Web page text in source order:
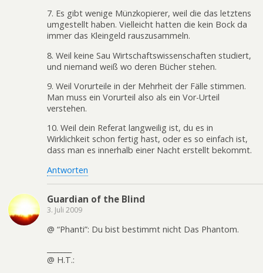
7. Es gibt wenige Münzkopierer, weil die das letztens
umgestellt haben. Vielleicht hatten die kein Bock da
immer das Kleingeld rauszusammeln.
8. Weil keine Sau Wirtschaftswissenschaften studiert,
und niemand weiß wo deren Bücher stehen.
9. Weil Vorurteile in der Mehrheit der Fälle stimmen.
Man muss ein Vorurteil also als ein Vor-Urteil
verstehen.
10. Weil dein Referat langweilig ist, du es in
Wirklichkeit schon fertig hast, oder es so einfach ist,
dass man es innerhalb einer Nacht erstellt bekommt.
Antworten
Guardian of the Blind
3. Juli 2009
@ “Phanti”: Du bist bestimmt nicht Das Phantom.
@ H.T.: